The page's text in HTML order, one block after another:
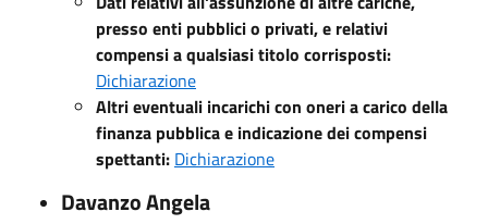
presso enti pubblici o privati, e relativi
compensi a qualsiasi titolo corrisposti:
Dichiarazione
Altri eventuali incarichi con oneri a carico della
finanza pubblica e indicazione dei compensi
spettanti: Dichiarazione
Davanzo Angela